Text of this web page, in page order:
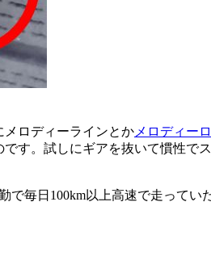
ロディーラインとかメロディー
す。試しにギアを抜いて慣性で
毎日100km以上高速で走ってい